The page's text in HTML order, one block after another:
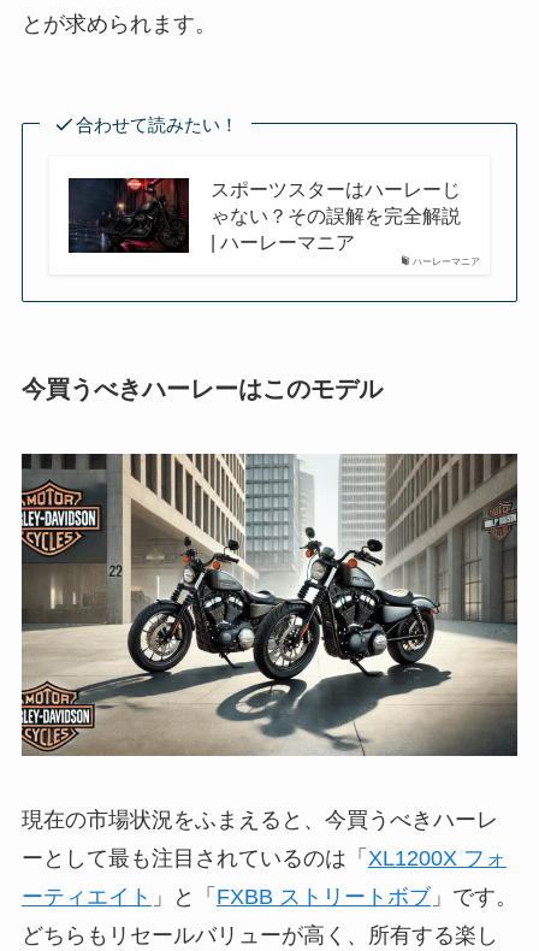
とが求められます。
合わせて読みたい！
ハーレーマニア
スポーツスターはハーレーじ
ゃない？その誤解を完全解説
| ハーレーマニア
今買うべきハーレーはこのモデル
現在の市場状況をふまえると、今買うべきハーレ
ーとして最も注目されているのは「 XL1200X フォ
ーティエイト 」と「 FXBB ストリートボブ」です。
どちらもリセールバリューが高く、所有する楽し